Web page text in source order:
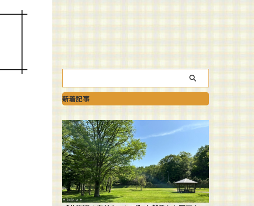
新着記事